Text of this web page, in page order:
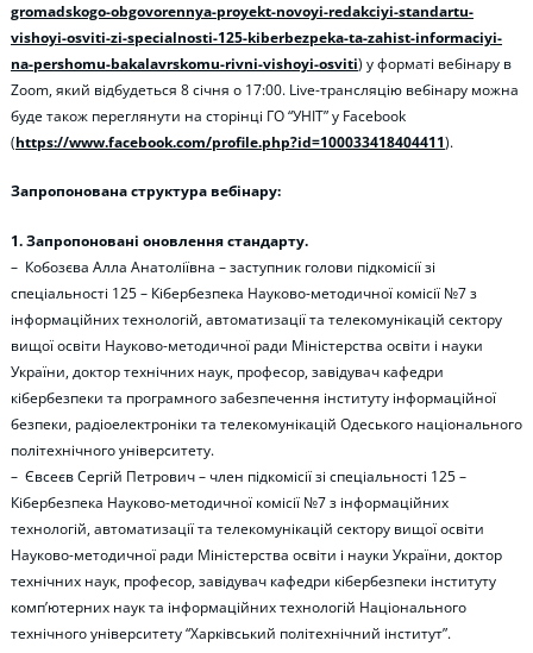
gromadskogo-obgovorennya-proyekt-novoyi-redakciyi-standartu-
vishoyi-osviti-zi-specialnosti-125-kiberbezpeka-ta-zahist-informaciyi-
na-pershomu-bakalavrskomu-rivni-vishoyi-osviti) у форматі вебінару в
Zoom, який відбудеться 8 січня о 17:00. Live-трансляцію вебінару можна
буде також переглянути на сторінці ГО “УНІТ” у Facebook
(https://www.facebook.com/profile.php?id=100033418404411).
Запропонована структура вебінару:
1. Запропоновані оновлення стандарту.
– Кобозєва Алла Анатоліївна – заступник голови підкомісії зі
спеціальності 125 – Кібербезпека Науково-методичної комісії №7 з
інформаційних технологій, автоматизації та телекомунікацій сектору
вищої освіти Науково-методичної ради Міністерства освіти і науки
України, доктор технічних наук, професор, завідувач кафедри
кібербезпеки та програмного забезпечення інституту інформаційної
безпеки, радіоелектроніки та телекомунікацій Одеського національного
політехнічного університету.
– Євсеєв Сергій Петрович – член підкомісії зі спеціальності 125 –
Кібербезпека Науково-методичної комісії №7 з інформаційних
технологій, автоматизації та телекомунікацій сектору вищої освіти
Науково-методичної ради Міністерства освіти і науки України, доктор
технічних наук, професор, завідувач кафедри кібербезпеки інституту
комп’ютерних наук та інформаційних технологій Національного
технічного університету “Харківський політехнічний інститут”.